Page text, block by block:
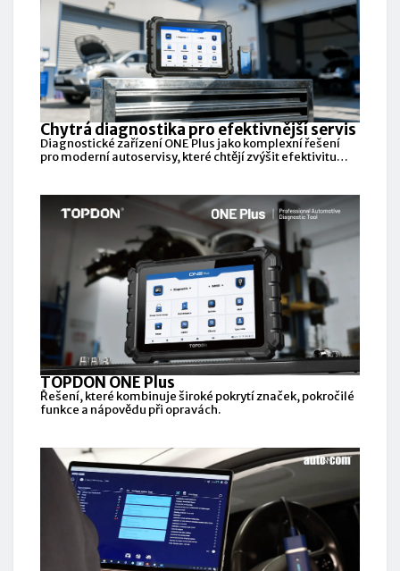
Chytrá diagnostika pro efektivnější servis
Diagnostické zařízení ONE Plus jako komplexní řešení
pro moderní autoservisy, které chtějí zvýšit efektivitu
TOPDON ONE Plus
Řešení, které kombinuje široké pokrytí značek, pokročilé
funkce a nápovědu při opravách.